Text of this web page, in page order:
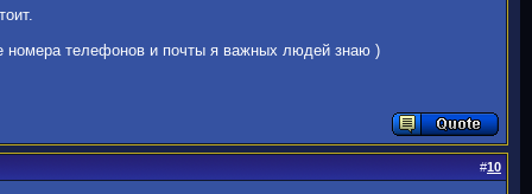
номера телефонов и почты я важных людей знаю )
#10